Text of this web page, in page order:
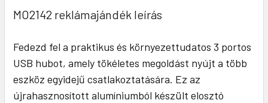
MO2142 reklámajándék leírás
Fedezd fel a praktikus és környezettudatos 3 portos
USB hubot, amely tökéletes megoldást nyújt a több
eszköz egyidejű csatlakoztatására. Ez az
újrahasznosított alumíniumból készült elosztó